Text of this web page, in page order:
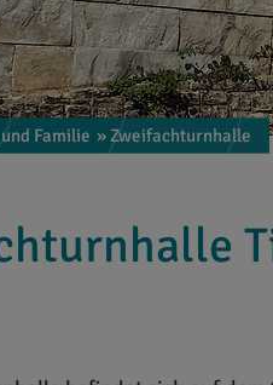
Familie » Zweifachturnhalle